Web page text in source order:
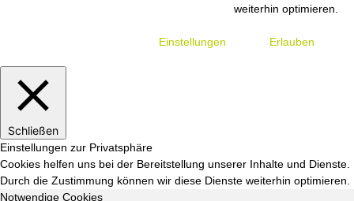
weiterhin optimieren.
Einstellungen Erlauben
Schließen
Einstellungen zur Privatsphäre
Cookies helfen uns bei der Bereitstellung unserer Inhalte und Dienste.
Durch die Zustimmung können wir diese Dienste weiterhin optimieren.
Notwendige Cookies